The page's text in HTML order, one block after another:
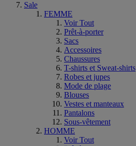
Sale
FEMME
Voir Tout
Prêt-à-porter
Sacs
Accessoires
Chaussures
T-shirts et Sweat-shirts
Robes et jupes
Mode de plage
Blouses
Vestes et manteaux
Pantalons
Sous-vêtement
HOMME
Voir Tout